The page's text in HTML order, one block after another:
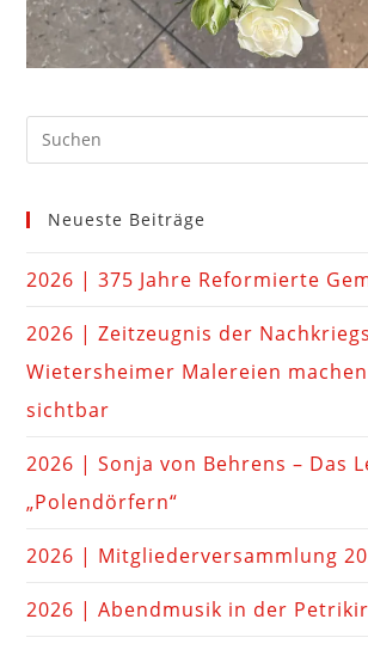
Neueste Beiträge
2026 | 375 Jahre Reformierte
2026 | Zeitzeugnis der
Wietersheimer Malereien
sichtbar
2026 | Sonja von Behrens – Das
„Polendörfern“
2026 | Mitgliederversammlung
2026 | Abendmusik in der